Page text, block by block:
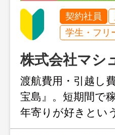
契約社員
学生・フリ
株式会社マシ
渡航費用・引越し
宝島』。短期間で
年寄りが好きとい
で、一人ひとりと